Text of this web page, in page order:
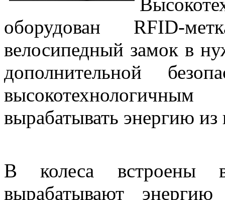
оборудован RFID-
велосипедный замок в
дополнительной
вырабатывать энергию
В колеса встроены
вырабатывают